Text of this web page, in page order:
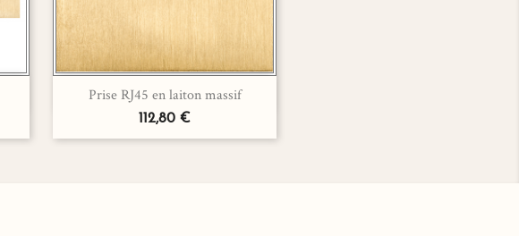
Prise RJ45 en laiton massif
112,80 €
Aperçu rapide